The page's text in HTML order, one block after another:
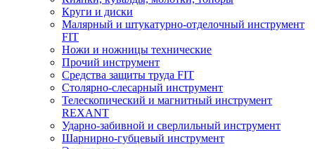
Круги и диски
Малярный и штукатурно-отделочный инструмент
FIT
Ножи и ножницы технические
Прочий инструмент
Средства защиты труда FIT
Столярно-слесарный инструмент
Телескопический и магнитный инструмент
REXANT
Ударно-забивной и сверлильный инструмент
Шарнирно-губцевый инструмент